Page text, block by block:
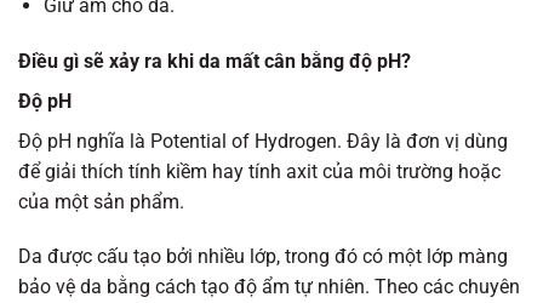
Giữ ẩm cho da.
Điều gì sẽ xảy ra khi da mất cân bằng độ pH?
Độ pH
Độ pH nghĩa là Potential of Hydrogen. Đây là đơn vị dùng
để giải thích tính kiềm hay tính axit của môi trường hoặc
của một sản phẩm.
Da được cấu tạo bởi nhiều lớp, trong đó có một lớp màng
bảo vệ da bằng cách tạo độ ẩm tự nhiên. Theo các chuyên